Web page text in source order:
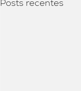
Posts recentes